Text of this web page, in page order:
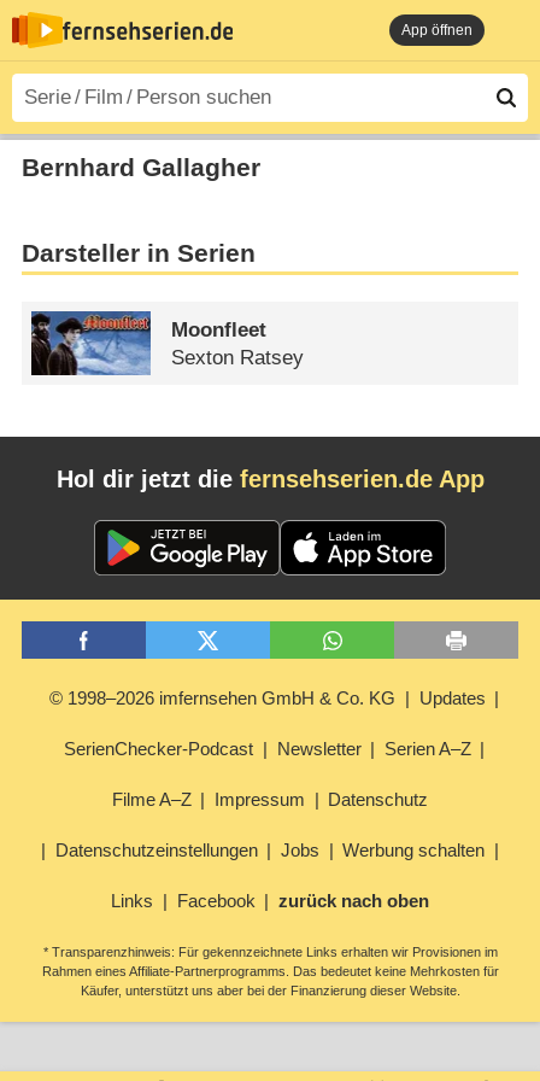
App öffnen
Bernhard Gallagher
Darsteller in Serien
Moonfleet
Sexton Ratsey
Hol dir jetzt die fernsehserien.de App
© 1998–2026 imfernsehen GmbH & Co. KG Updates
SerienChecker-Podcast Newsletter Serien A–Z
Filme A–Z Impressum Datenschutz
Datenschutzeinstellungen Jobs Werbung schalten
Links Facebook zurück nach oben
* Transparenzhinweis: Für gekennzeichnete Links erhalten wir Provisionen im
Rahmen eines Affiliate-Partnerprogramms. Das bedeutet keine Mehrkosten für
Käufer, unterstützt uns aber bei der Finanzierung dieser Website.